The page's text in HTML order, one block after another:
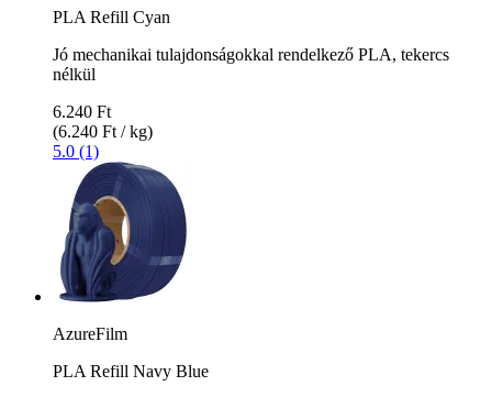
PLA Refill Cyan
Jó mechanikai tulajdonságokkal rendelkező PLA, tekercs
nélkül
6.240 Ft
(6.240 Ft / kg)
5.0 (1)
AzureFilm
PLA Refill Navy Blue